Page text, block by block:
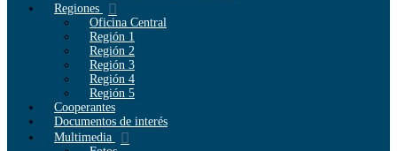
Regiones
Oficina Central
Región 1
Región 2
Región 3
Región 4
Región 5
Cooperantes
Documentos de interés
Multimedia